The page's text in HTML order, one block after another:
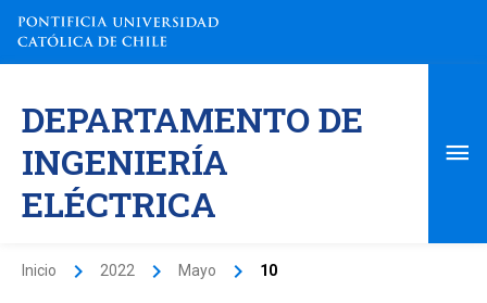
contenido
DEPARTAMENTO DE
INGENIERÍA
ELÉCTRICA
Inicio 2022 Mayo 10